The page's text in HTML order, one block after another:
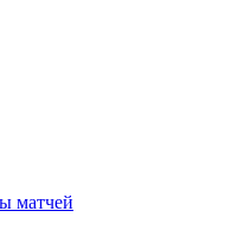
матчей